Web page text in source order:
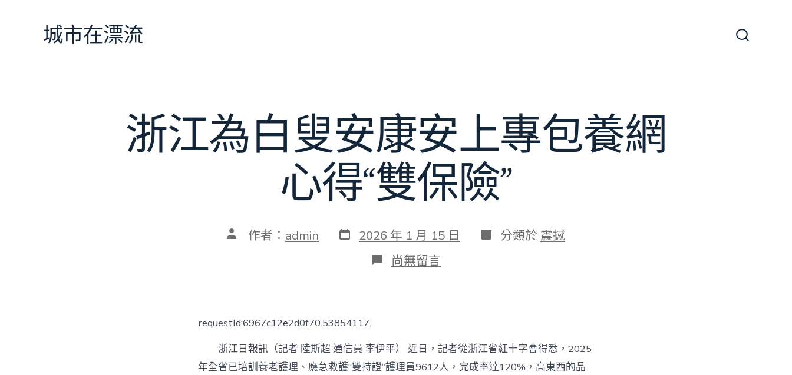
城市在漂流
浙江為白叟安康安上專包養網
心得“雙保險”
文 作者： admin 發
表
2026 年 1 月 15 日 分
類
分類於 震撼
在
〈浙
康
安
上
尚無留言
requestId:6967c12e2d0f70.53854117.
浙江日報訊（記者 陸斯超 通信員 李伊平） 近日，記者從浙江省紅十字會得悉，2025
年全省已培訓養老護理、應急救護“雙持證”護理員9612人，完成率達120%，高東西的品